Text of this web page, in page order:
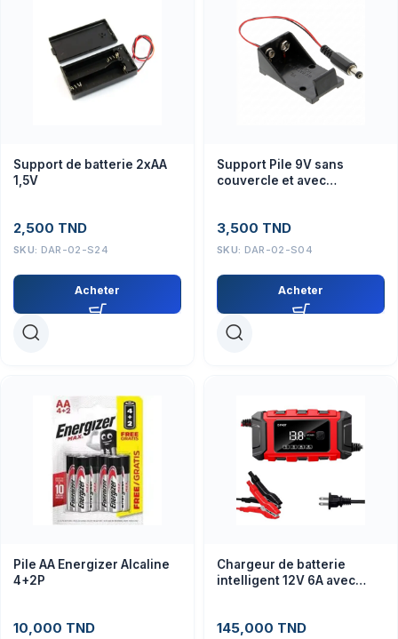
Support de batterie 2xAA
1,5V
2,500 TND
SKU: DAR-02-S24
Acheter
Support Pile 9V sans
couvercle et avec
3,500 TND
SKU: DAR-02-S04
Acheter
Pile AA Energizer Alcaline
4+2P
10,000 TND
Chargeur de batterie
intelligent 12V 6A avec
voiture, moto, camion
145,000 TND